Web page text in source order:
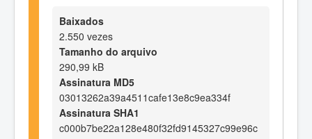
Baixados
2.550 vezes
Tamanho do arquivo
290,99 kB
Assinatura MD5
03013262a39a4511cafe13e8c9ea334f
Assinatura SHA1
c000b7be22a128e480f32fd9145327c99e96c